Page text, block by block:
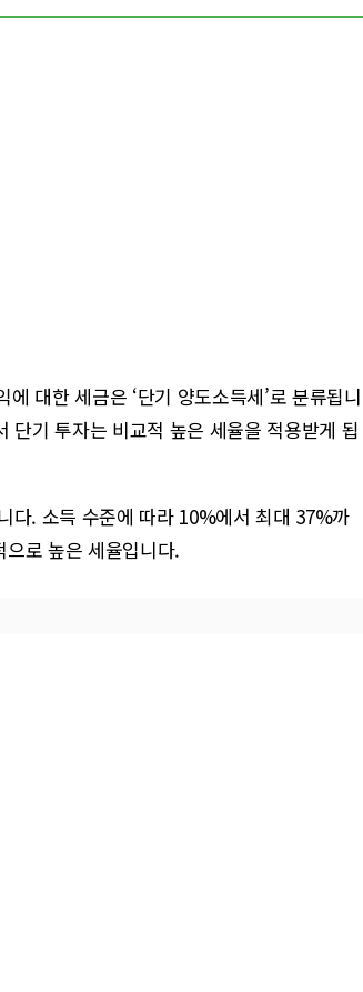
대한 세금은 ‘단기 양도소득세’로 분류됩니
단기 투자는 비교적 높은 세율을 적용받게 됩
다. 소득 수준에 따라 10%에서 최대 37%까
로 높은 세율입니다.